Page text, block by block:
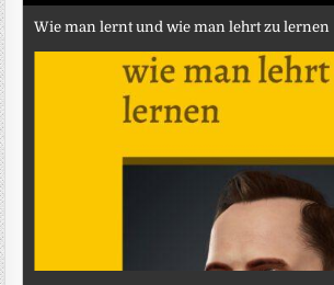
Wie man lernt und wie man lehrt zu lernen